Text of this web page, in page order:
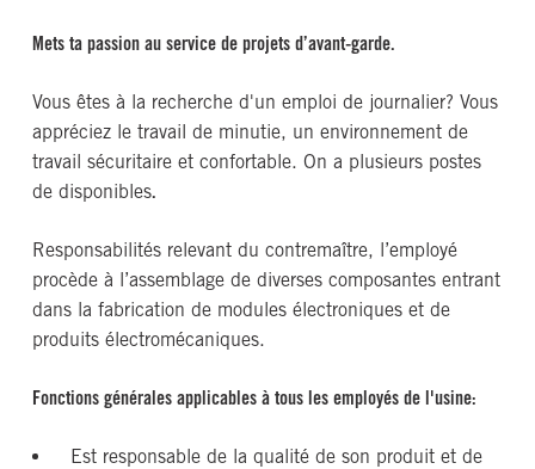
Mets ta passion au service de projets d’avant-garde.
Vous êtes à la recherche d'un emploi de journalier? Vous
appréciez le travail de minutie, un environnement de
travail sécuritaire et confortable. On a plusieurs postes
de disponibles.
Responsabilités relevant du contremaître, l’employé
procède à l’assemblage de diverses composantes entrant
dans la fabrication de modules électroniques et de
produits électromécaniques.
Fonctions générales applicables à tous les employés de l'usine:
Est responsable de la qualité de son produit et de